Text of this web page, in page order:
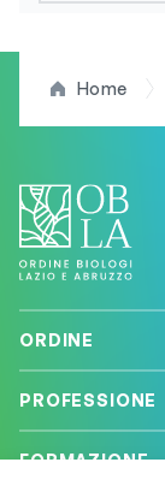
Home
ORDINE
PROFESSIONE
FORMAZIONE